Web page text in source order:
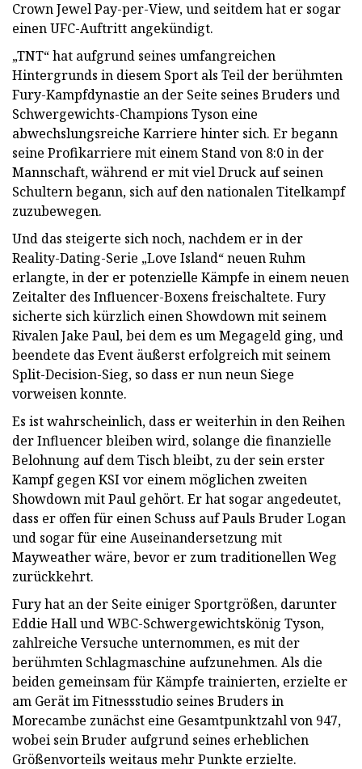
Crown Jewel Pay-per-View, und seitdem hat er sogar
einen UFC-Auftritt angekündigt.
„TNT“ hat aufgrund seines umfangreichen
Hintergrunds in diesem Sport als Teil der berühmten
Fury-Kampfdynastie an der Seite seines Bruders und
Schwergewichts-Champions Tyson eine
abwechslungsreiche Karriere hinter sich. Er begann
seine Profikarriere mit einem Stand von 8:0 in der
Mannschaft, während er mit viel Druck auf seinen
Schultern begann, sich auf den nationalen Titelkampf
zuzubewegen.
Und das steigerte sich noch, nachdem er in der
Reality-Dating-Serie „Love Island“ neuen Ruhm
erlangte, in der er potenzielle Kämpfe in einem neuen
Zeitalter des Influencer-Boxens freischaltete. Fury
sicherte sich kürzlich einen Showdown mit seinem
Rivalen Jake Paul, bei dem es um Megageld ging, und
beendete das Event äußerst erfolgreich mit seinem
Split-Decision-Sieg, so dass er nun neun Siege
vorweisen konnte.
Es ist wahrscheinlich, dass er weiterhin in den Reihen
der Influencer bleiben wird, solange die finanzielle
Belohnung auf dem Tisch bleibt, zu der sein erster
Kampf gegen KSI vor einem möglichen zweiten
Showdown mit Paul gehört. Er hat sogar angedeutet,
dass er offen für einen Schuss auf Pauls Bruder Logan
und sogar für eine Auseinandersetzung mit
Mayweather wäre, bevor er zum traditionellen Weg
zurückkehrt.
Fury hat an der Seite einiger Sportgrößen, darunter
Eddie Hall und WBC-Schwergewichtskönig Tyson,
zahlreiche Versuche unternommen, es mit der
berühmten Schlagmaschine aufzunehmen. Als die
beiden gemeinsam für Kämpfe trainierten, erzielte er
am Gerät im Fitnessstudio seines Bruders in
Morecambe zunächst eine Gesamtpunktzahl von 947,
wobei sein Bruder aufgrund seines erheblichen
Größenvorteils weitaus mehr Punkte erzielte.